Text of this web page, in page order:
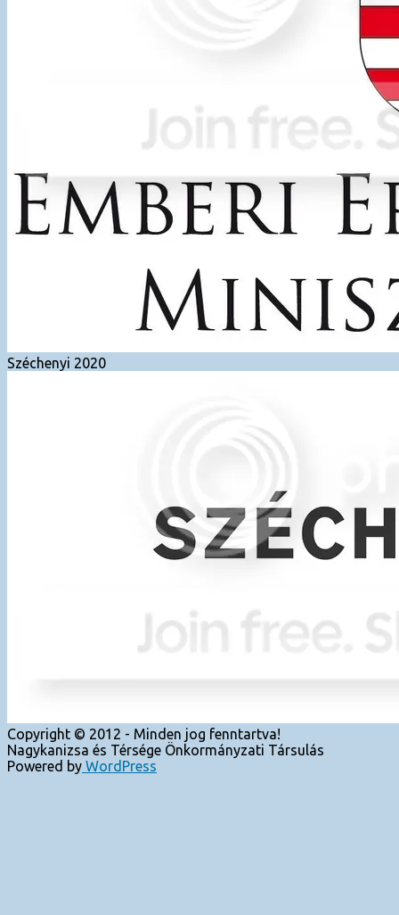
Széchenyi 2020
Copyright © 2012 - Minden jog fenntartva!
Nagykanizsa és Térsége Önkormányzati Társulás
Powered by WordPress